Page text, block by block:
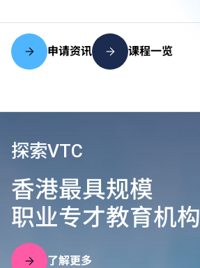
申请资讯 课程一览
探索VTC
香港最具规模
职业专才教育机构
了解更多